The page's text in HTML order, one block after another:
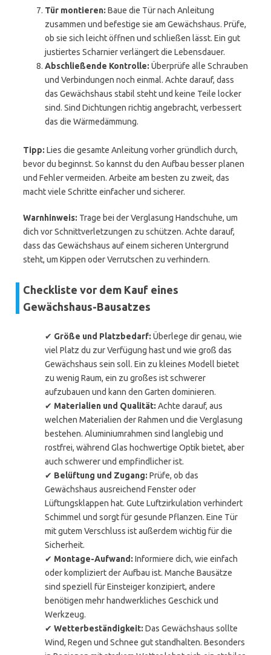
Tür montieren: Baue die Tür nach Anleitung
zusammen und befestige sie am Gewächshaus. Prüfe,
ob sie sich leicht öffnen und schließen lässt. Ein gut
justiertes Scharnier verlängert die Lebensdauer.
Abschließende Kontrolle: Überprüfe alle Schrauben
und Verbindungen noch einmal. Achte darauf, dass
das Gewächshaus stabil steht und keine Teile locker
sind. Sind Dichtungen richtig angebracht, verbessert
das die Wärmedämmung.
Tipp: Lies die gesamte Anleitung vorher gründlich durch,
bevor du beginnst. So kannst du den Aufbau besser planen
und Fehler vermeiden. Arbeite am besten zu zweit, das
macht viele Schritte einfacher und sicherer.
Warnhinweis: Trage bei der Verglasung Handschuhe, um
dich vor Schnittverletzungen zu schützen. Achte darauf,
dass das Gewächshaus auf einem sicheren Untergrund
steht, um Kippen oder Verrutschen zu verhindern.
Checkliste vor dem Kauf eines
Gewächshaus-Bausatzes
✔ Größe und Platzbedarf: Überlege dir genau, wie
viel Platz du zur Verfügung hast und wie groß das
Gewächshaus sein soll. Ein zu kleines Modell bietet
zu wenig Raum, ein zu großes ist schwerer
aufzubauen und kann den Garten dominieren.
✔ Materialien und Qualität: Achte darauf, aus
welchen Materialien der Rahmen und die Verglasung
bestehen. Aluminiumrahmen sind langlebig und
rostfrei, während Glas hochwertige Optik bietet, aber
auch schwerer und empfindlicher ist.
✔ Belüftung und Zugang: Prüfe, ob das
Gewächshaus ausreichend Fenster oder
Lüftungsklappen hat. Gute Luftzirkulation verhindert
Schimmel und sorgt für gesunde Pflanzen. Eine Tür
mit gutem Verschluss ist außerdem wichtig für die
Sicherheit.
✔ Montage-Aufwand: Informiere dich, wie einfach
oder kompliziert der Aufbau ist. Manche Bausätze
sind speziell für Einsteiger konzipiert, andere
benötigen mehr handwerkliches Geschick und
Werkzeug.
✔ Wetterbeständigkeit: Das Gewächshaus sollte
Wind, Regen und Schnee gut standhalten. Besonders